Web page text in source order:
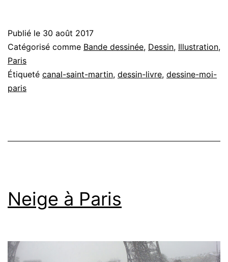
Publié le 30 août 2017
Catégorisé comme Bande dessinée, Dessin, Illustration,
Paris
Étiqueté canal-saint-martin, dessin-livre, dessine-moi-
paris
Neige à Paris